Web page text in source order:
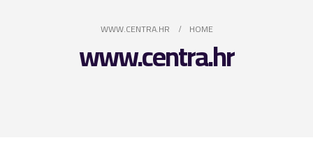
HOME
WWW.CENTRA.HR
www.centra.hr